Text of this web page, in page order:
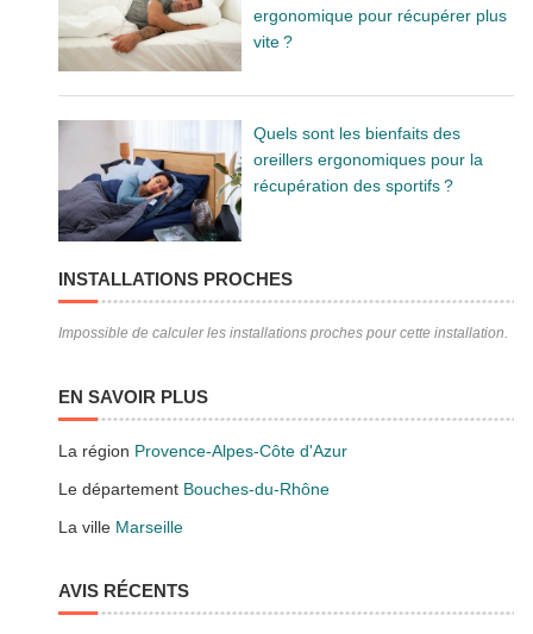
ergonomique pour récupérer plus
vite ?
Quels sont les bienfaits des
oreillers ergonomiques pour la
récupération des sportifs ?
INSTALLATIONS PROCHES
Impossible de calculer les installations proches pour cette installation.
EN SAVOIR PLUS
La région Provence-Alpes-Côte d'Azur
Le département Bouches-du-Rhône
La ville Marseille
AVIS RÉCENTS